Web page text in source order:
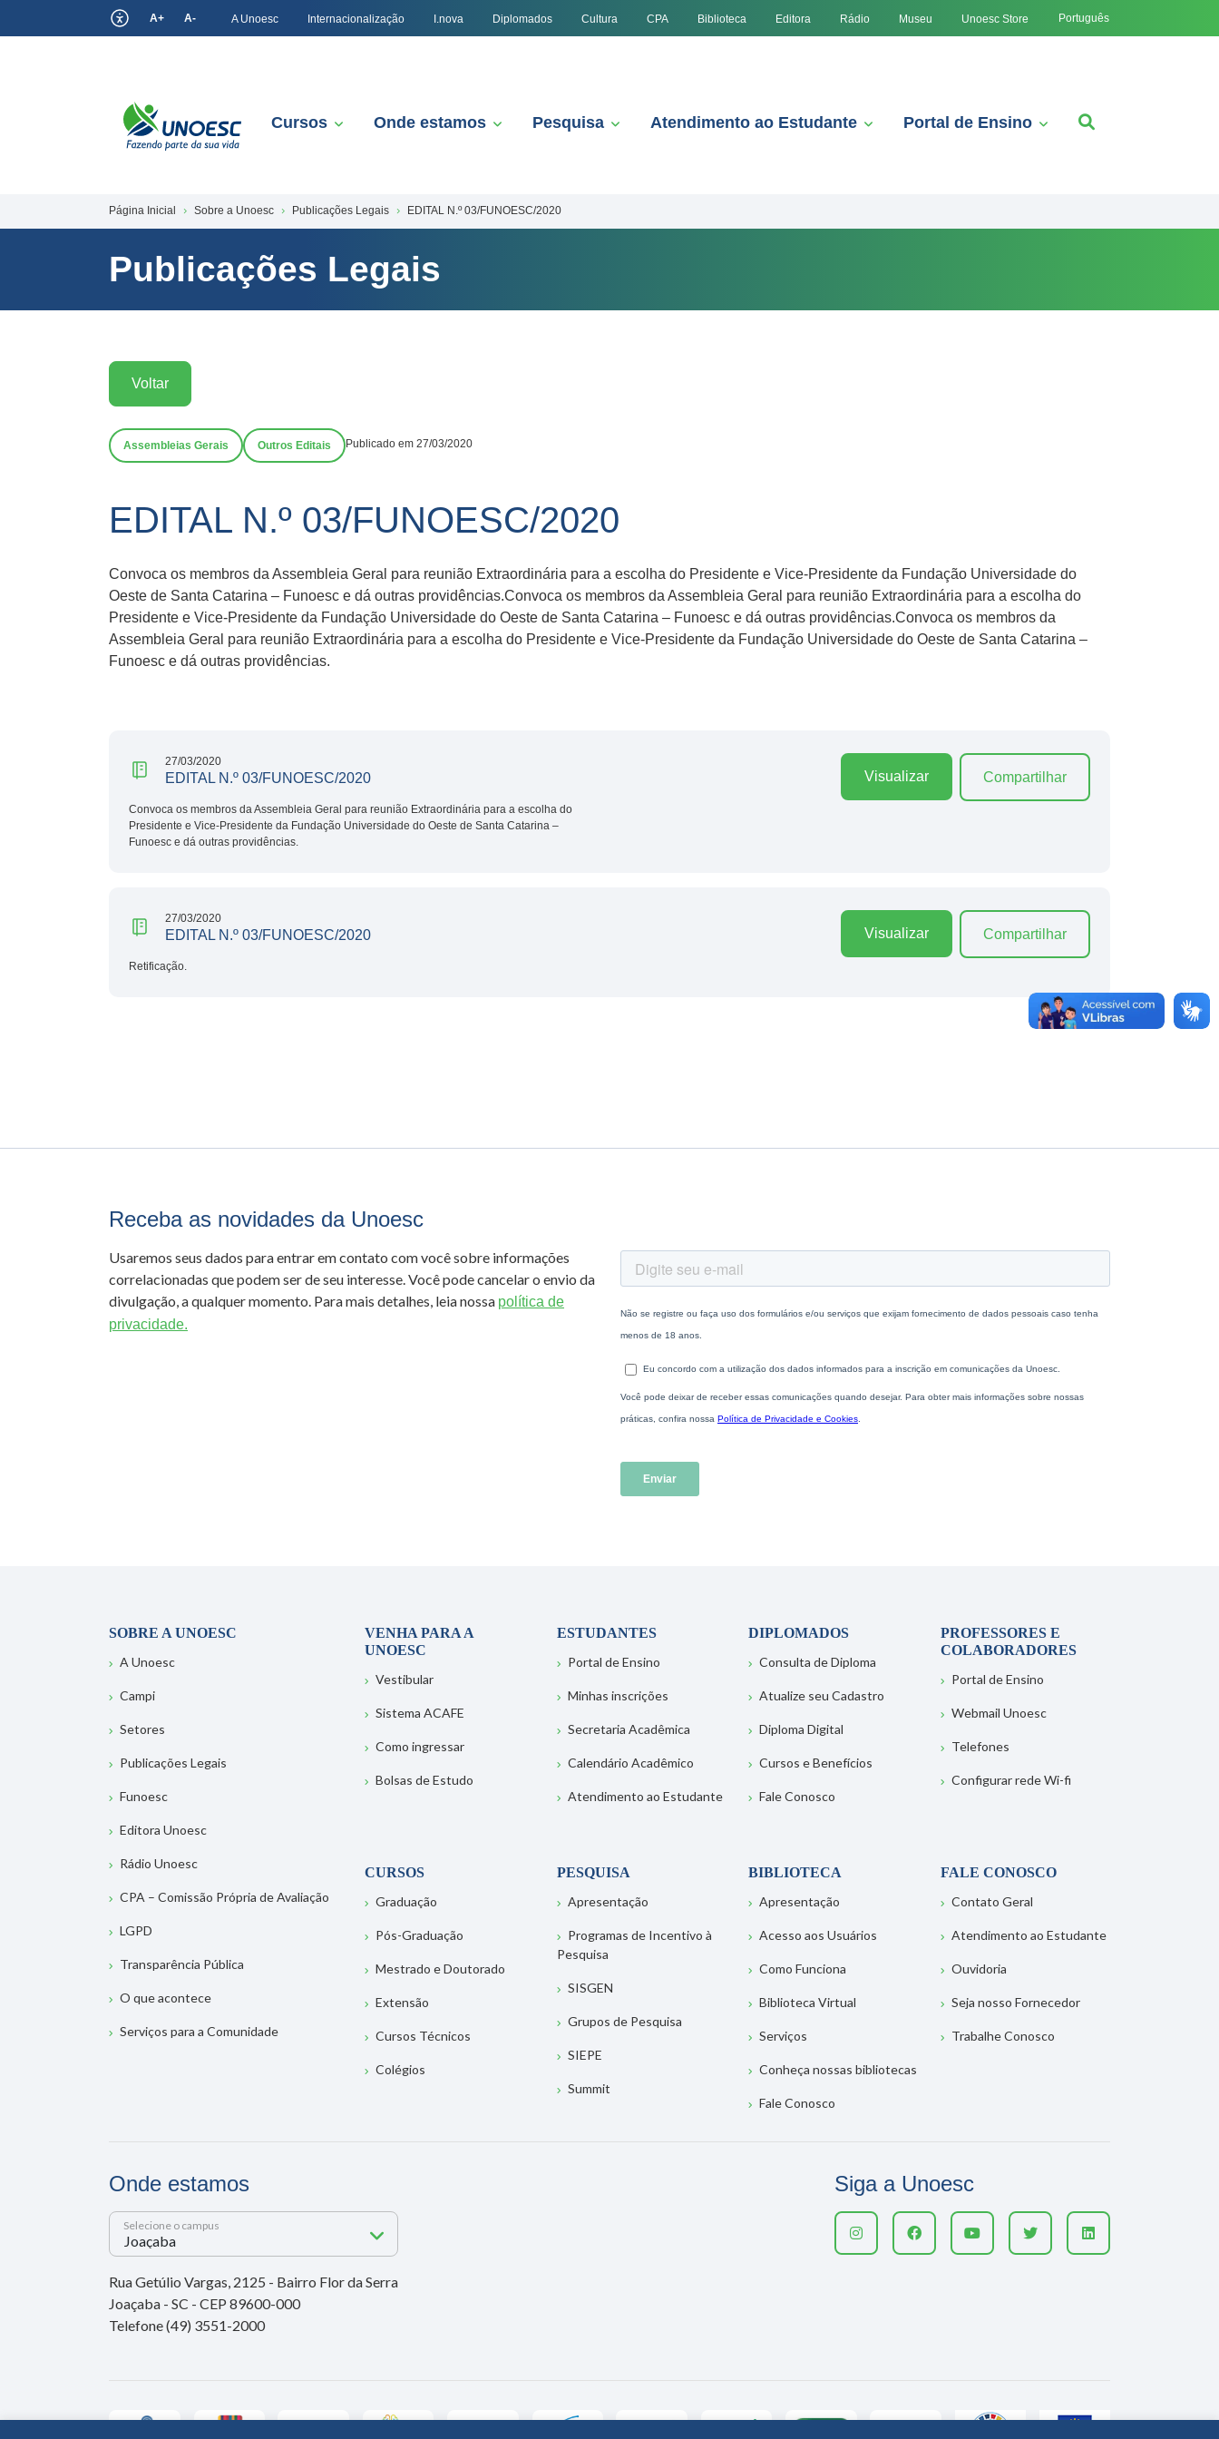
A+ A- A Unoesc Internacionalização I.nova Diplomados Cultura CPA Biblioteca Editora Rádio Museu Unoesc Store Português
Cursos Onde estamos Pesquisa Atendimento ao Estudante Portal de Ensino
Página Inicial Sobre a Unoesc Publicações Legais EDITAL N.º 03/FUNOESC/2020
Publicações Legais
Voltar
Assembleias Gerais Outros Editais Publicado em 27/03/2020
EDITAL N.º 03/FUNOESC/2020
Convoca os membros da Assembleia Geral para reunião Extraordinária para a escolha do Presidente e Vice-Presidente da Fundação Universidade do
Oeste de Santa Catarina – Funoesc e dá outras providências.Convoca os membros da Assembleia Geral para reunião Extraordinária para a escolha do
Presidente e Vice-Presidente da Fundação Universidade do Oeste de Santa Catarina – Funoesc e dá outras providências.Convoca os membros da
Assembleia Geral para reunião Extraordinária para a escolha do Presidente e Vice-Presidente da Fundação Universidade do Oeste de Santa Catarina –
Funoesc e dá outras providências.
27/03/2020
EDITAL N.º 03/FUNOESC/2020
Convoca os membros da Assembleia Geral para reunião Extraordinária para a escolha do
Presidente e Vice-Presidente da Fundação Universidade do Oeste de Santa Catarina –
Funoesc e dá outras providências.
Visualizar Compartilhar
27/03/2020
EDITAL N.º 03/FUNOESC/2020
Retificação.
Visualizar Compartilhar
Receba as novidades da Unoesc
Usaremos seus dados para entrar em contato com você sobre informações
correlacionadas que podem ser de seu interesse. Você pode cancelar o envio da
divulgação, a qualquer momento. Para mais detalhes, leia nossa política de
privacidade.
SOBRE A UNOESC
A Unoesc
Campi
Setores
Publicações Legais
Funoesc
Editora Unoesc
Rádio Unoesc
CPA – Comissão Própria de Avaliação
LGPD
Transparência Pública
O que acontece
Serviços para a Comunidade
VENHA PARA A
UNOESC
Vestibular
Sistema ACAFE
Como ingressar
Bolsas de Estudo
ESTUDANTES
Portal de Ensino
Minhas inscrições
Secretaria Acadêmica
Calendário Acadêmico
Atendimento ao Estudante
DIPLOMADOS
Consulta de Diploma
Atualize seu Cadastro
Diploma Digital
Cursos e Benefícios
Fale Conosco
PROFESSORES E
COLABORADORES
Portal de Ensino
Webmail Unoesc
Telefones
Configurar rede Wi-fi
CURSOS
Graduação
Pós-Graduação
Mestrado e Doutorado
Extensão
Cursos Técnicos
Colégios
PESQUISA
Apresentação
Programas de Incentivo à
Pesquisa
SISGEN
Grupos de Pesquisa
SIEPE
Summit
BIBLIOTECA
Apresentação
Acesso aos Usuários
Como Funciona
Biblioteca Virtual
Serviços
Conheça nossas bibliotecas
Fale Conosco
FALE CONOSCO
Contato Geral
Atendimento ao Estudante
Ouvidoria
Seja nosso Fornecedor
Trabalhe Conosco
Onde estamos
Selecione o campus
Rua Getúlio Vargas, 2125 - Bairro Flor da Serra
Joaçaba - SC - CEP 89600-000
Telefone (49) 3551-2000
Siga a Unoesc